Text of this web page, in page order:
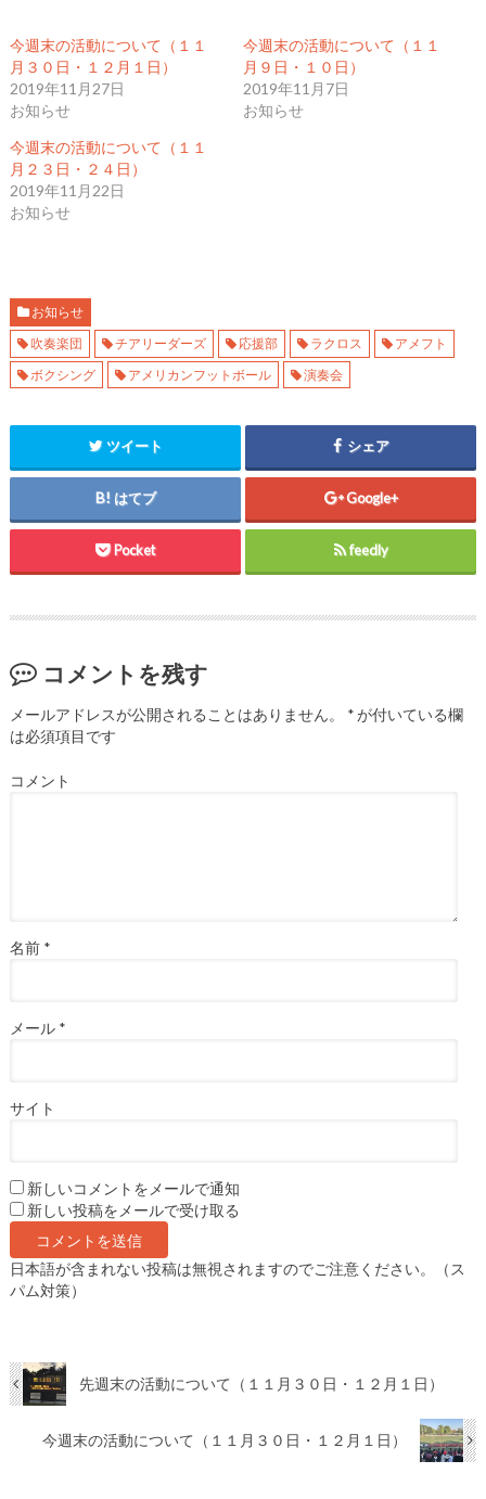
て
T
w
i
t
t
e
で
共
有
(
新
し
い
で
開
き
ま
す
)
o
o
k
で
共
に
は
ク
リ
ッ
し
い
ウ
ィ
ン
ド
開
き
ま
す
)
て
G
で
共
き
ま
す
)
今週末の活動について（１１
月３０日・１２月１日）
2019年11月27日
お知らせ
今週末の活動について（１１
月９日・１０日）
2019年11月7日
お知らせ
今週末の活動について（１１
月２３日・２４日）
2019年11月22日
お知らせ
お知らせ
吹奏楽団
チアリーダーズ 応援部 ラクロス
アメフト
ボクシング
アメリカンフットボール 演奏会
ツイート シェア
はてブ Google+
Pocket feedly
コメントを残す
メールアドレスが公開されることはありません。 *が付いている欄
は必須項目です
コメント
名前 *
メール *
サイト
新しいコメントをメールで通知
新しい投稿をメールで受け取る
日本語が含まれない投稿は無視されますのでご注意ください。（ス
パム対策）
先週末の活動について（１１月３０日・１２月１日）
今週末の活動について（１１月３０日・１２月１日）